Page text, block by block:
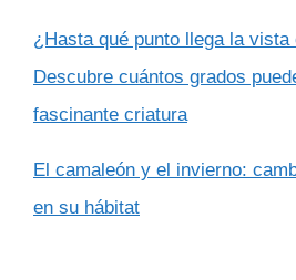
¿Hasta qué punto llega la vista
Descubre cuántos grados
fascinante criatura
El camaleón y el invierno:
en su hábitat